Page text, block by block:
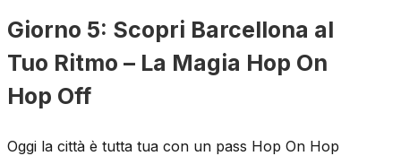
Giorno 5: Scopri Barcellona al
Tuo Ritmo – La Magia Hop On
Hop Off
Oggi la città è tutta tua con un pass Hop On Hop